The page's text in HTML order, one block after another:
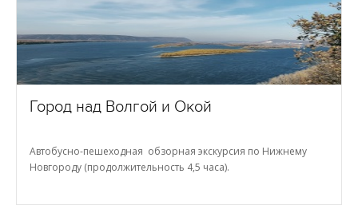
Город над Волгой и Окой
Автобусно-пешеходная обзорная экскурсия по Нижнему
Новгороду (продолжительность 4,5 часа).